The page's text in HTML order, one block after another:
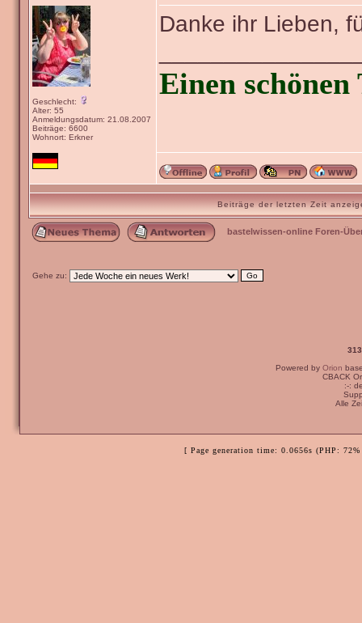
Geschlecht:
Alter: 55
Anmeldungsdatum: 21.08.2007
Beiträge: 6600
Wohnort: Erkner
Danke ihr Lieben,
Einen
Beiträge der letzten Zeit
bastelwissen-online Foren-
Gehe zu:
Powered by Orion
CBACK
:-:
Alle
[ Page generation time: 0.0656s (PHP: